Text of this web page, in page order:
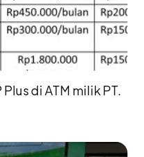
di ATM milik PT.